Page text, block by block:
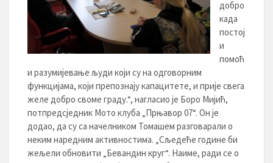
добро
када
постој
и
помоћ
и разумијевање људи који су на одговорним
функцијама, који препознају капацитете, и прије свега
желе добро своме граду.“, нагласио је Боро Мијић,
потпредсједник Мото клуба „Прњавор 07“. Он је
додао, да су са начелником Томашем разговарали о
неким наредним активностима. „Сљедеће године би
жељели обновити „Бевандин круг“. Наиме, ради се о